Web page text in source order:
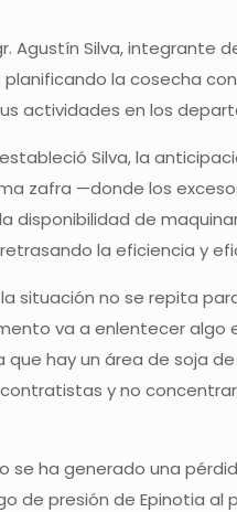
Agustín Silva, integrante
la cosecha
actividades en los
Silva, la
zafra —donde los
disponibilidad de
la eficiencia y
situación no se repita
va a enlentecer algo
que hay un área de soja
y no
se ha generado una
de presión de Epinotia al